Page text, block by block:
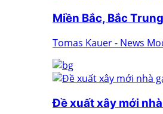
Miền Bắc, Bắc
Tomas Kauer - News
Đề xuất xây mới